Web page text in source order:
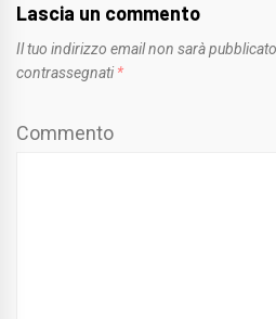
Lascia un commento
Il tuo indirizzo email non sarà
contrassegnati *
Commento